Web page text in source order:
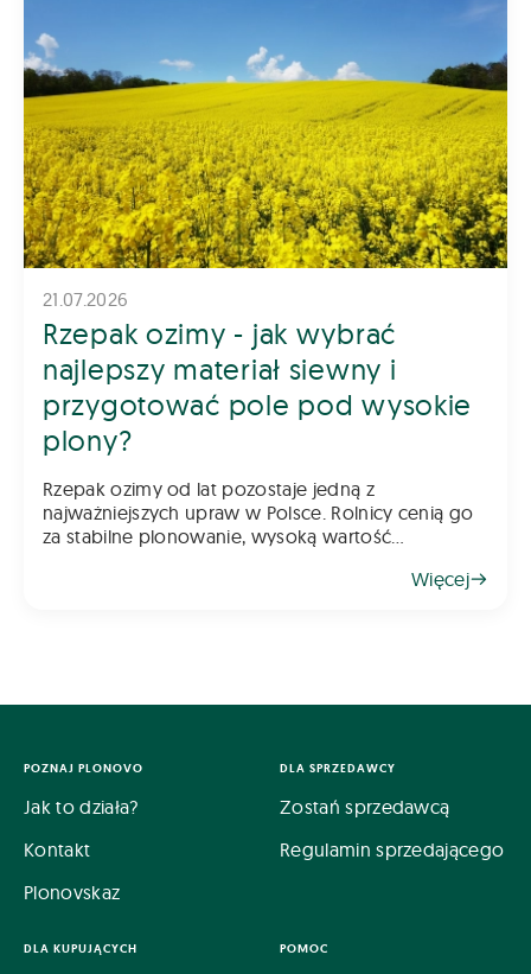
21.07.2026
Rzepak ozimy - jak wybrać
najlepszy materiał siewny i
przygotować pole pod wysokie
plony?
Rzepak ozimy od lat pozostaje jedną z
najważniejszych upraw w Polsce. Rolnicy cenią go
za stabilne plonowanie, wysoką wartość
jako świetnego przedplonu. Aby jednak rzepak
Więcej
POZNAJ PLONOVO
Jak to działa?
Kontakt
Plonovskaz
DLA SPRZEDAWCY
Zostań sprzedawcą
Regulamin sprzedającego
DLA KUPUJĄCYCH POMOC